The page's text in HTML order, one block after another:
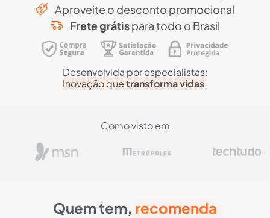
Aproveite o desconto promocional
Frete grátispara todo o Brasil
Desenvolvida por especialistas:
Inovação quetransforma vidas.
Como visto em
Quem tem, recomenda